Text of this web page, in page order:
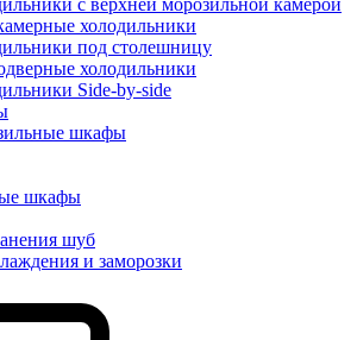
холодильники
под столешницу
холодильники
Side-by-side
шкафы
шкафы
шуб
и заморозки